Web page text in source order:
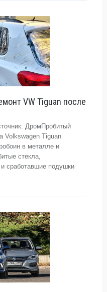
VW Tiguan после
ДромПробитый
Volkswagen Tiguan
в металле и
стекла,
сработавшие подушки